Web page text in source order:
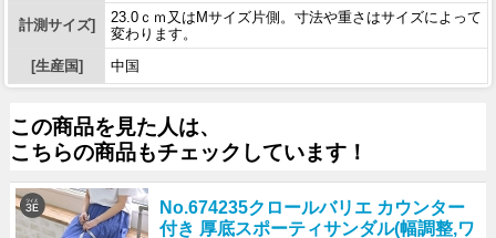
計測サイズ]
23.0ｃｍ又はMサイズ片側。寸法や重さはサイズによって
変わります。
[生産国]
中国
この商品を見た人は、
こちらの商品もチェックしています！
No.674235クロールバリエ カウンター
付き 厚底スポーティサンダル(幅調整,ワ